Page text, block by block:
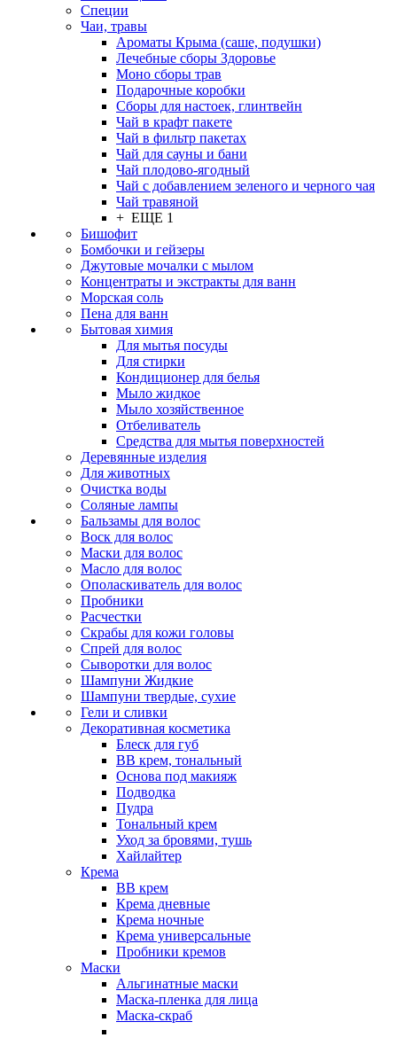
Специи
Чаи, травы
Ароматы Крыма (саше, подушки)
Лечебные сборы Здоровье
Моно сборы трав
Подарочные коробки
Сборы для настоек, глинтвейн
Чай в крафт пакете
Чай в фильтр пакетах
Чай для сауны и бани
Чай плодово-ягодный
Чай с добавлением зеленого и черного чая
Чай травяной
+ ЕЩЕ 1
Бишофит
Бомбочки и гейзеры
Джутовые мочалки с мылом
Концентраты и экстракты для ванн
Морская соль
Пена для ванн
Бытовая химия
Для мытья посуды
Для стирки
Кондиционер для белья
Мыло жидкое
Мыло хозяйственное
Отбеливатель
Средства для мытья поверхностей
Деревянные изделия
Для животных
Очистка воды
Соляные лампы
Бальзамы для волос
Воск для волос
Маски для волос
Масло для волос
Ополаскиватель для волос
Пробники
Расчестки
Скрабы для кожи головы
Спрей для волос
Сыворотки для волос
Шампуни Жидкие
Шампуни твердые, сухие
Гели и сливки
Декоративная косметика
Блеск для губ
ВВ крем, тональный
Основа под макияж
Подводка
Пудра
Тональный крем
Уход за бровями, тушь
Хайлайтер
Крема
ВВ крем
Крема дневные
Крема ночные
Крема универсальные
Пробники кремов
Маски
Альгинатные маски
Маска-пленка для лица
Маска-скраб